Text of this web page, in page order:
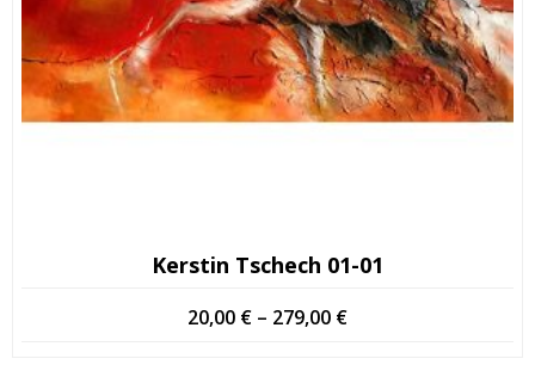
Kerstin Tschech 01-01
20,00 € – 279,00 €Price